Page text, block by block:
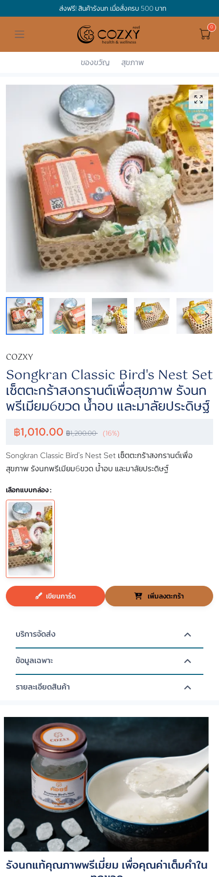
ส่งฟรี! สินค้ารังนก เมื่อสั่งครบ 500 บาท
ของขวัญ สุขภาพ
Holidays Songkran's...
COZXY
Songkran Classic Bird's Nest Set
เซ็ตตะกร้าสงกรานต์เพื่อสุขภาพ รังนก
พรีเมียม6ขวด น้ำอบ และมาลัยประดิษฐ์
฿1,010.00 ฿1,200.00 (16%)
Songkran Classic Bird's Nest Set เซ็ตตะกร้าสงกรานต์เพื่อ
สุขภาพ รังนกพรีเมียม6ขวด น้ำอบ และมาลัยประดิษฐ์
เลือกแบบกล่อง :
เขียนการ์ด เพิ่มลงตะกร้า
บริการจัดส่ง
ข้อมูลเฉพาะ
รายละเอียดสินค้า
รังนกแท้คุณภาพพรีเมี่ยม เพื่อคุณค่าเต็มคำใน
ดูทั้งหมด ของขวัญและเทศกาล
Holidays
ดูทั้งหมด Holidays
Father's day
Chinese New Year
Songkran's day
By Occasion
ดูทั้งหมด By Occasion
Stay Safe
Get well soon
Thank you
Congrats to you
ดูทั้งหมด Special one
For Her
ดูทั้งหมด เครื่องดื่ม
ดูทั้งหมด Premium Bird's Nest
Gift Boxes
Bird's nest sets
Flower Collection
Tea
ดูทั้งหมด Tea
Tasting Boxes
ดูทั้งหมด Luxury
Non-Alcoholic Beverage
Nestshot
ดูทั้งหมด อาหาร
ดูทั้งหมด Wholegrain
Organic Rice
Cookies
ดูทั้งหมด Cookies
Gift Boxes
Tasting Boxes
ดูทั้งหมด Chocolate
Tasting Boxes
ดูทั้งหมด Macaron
Tasting Boxes
Best Sellers
ดูทั้งหมด ของใช้ในบ้าน
หมอนประคบร้อนเย็น
ผ้าห่มถ่วงน้ำหนัก
เกี่ยวกับเรา
Gift box
Read our blogs
Corporate Gift
Wedding Gift